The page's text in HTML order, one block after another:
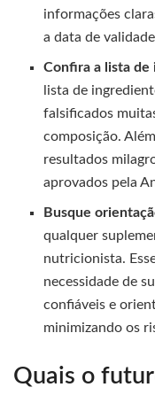
informações
a data de
Confira a lista de
lista de
falsificados
composição.
resultados
aprovados pela
Busque
qualquer
nutricionista.
necessidade de
confiáveis e
minimizando os
Quais o